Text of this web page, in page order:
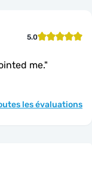
5.0
me."
les évaluations